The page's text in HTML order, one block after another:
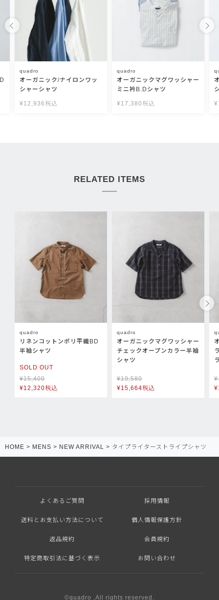
quadro
オーガニック/ナイロンワッ
シャーシャツ
¥12,936 税込
quadro
オーガニックマグワッシャー
ミニ衿B.Dシャツ
¥17,380 税込 ¥
RELATED ITEMS
quadro
リネンコットンポリ平織BD
半袖シャツ
SOLD OUT
¥15,400
¥12,320税込
quadro
オーガニックマグワッシャー
チェックオープンカラー半袖
シャツ
¥19,580
¥15,664税込
¥
¥
HOME MENS NEW ARRIVAL タイプライターストライプシャツ
よくあるご質問 採用情報
送料とお支払い方法について 個人情報保護方針
返品規約 会員規約
特定商取引法に基づく表示 お問い合わせ
©quadro .All rights reserved.